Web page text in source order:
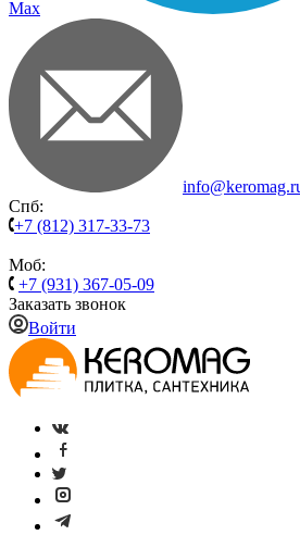
Max
Спб:
+7 (812) 317-33-73
Моб:
+7 (931) 367-05-09
Заказать звонок
Войти